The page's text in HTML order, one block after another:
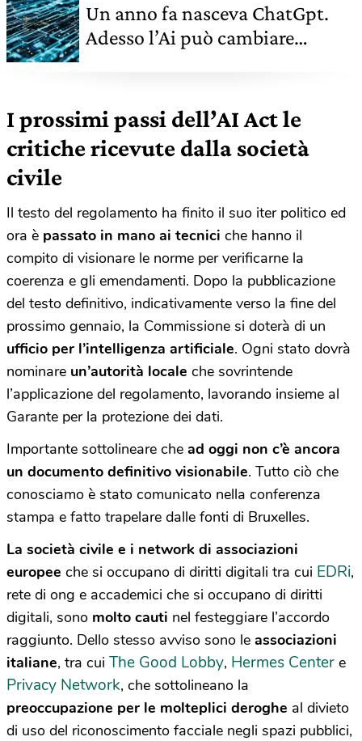
Un anno fa nasceva ChatGpt.
Adesso l’Ai può cambiare
I prossimi passi dell’AI Act le
critiche ricevute dalla società
civile
Il testo del regolamento ha finito il suo iter politico ed
ora è passato in mano ai tecnici che hanno il
compito di visionare le norme per verificarne la
coerenza e gli emendamenti. Dopo la pubblicazione
del testo definitivo, indicativamente verso la fine del
prossimo gennaio, la Commissione si doterà di un
ufficio per l’intelligenza artificiale. Ogni stato dovrà
nominare un’autorità locale che sovrintende
l’applicazione del regolamento, lavorando insieme al
Garante per la protezione dei dati.
Importante sottolineare che ad oggi non c’è ancora
un documento definitivo visionabile. Tutto ciò che
conosciamo è stato comunicato nella conferenza
stampa e fatto trapelare dalle fonti di Bruxelles.
La società civile e i network di associazioni
europee che si occupano di diritti digitali tra cui EDRi,
rete di ong e accademici che si occupano di diritti
digitali, sono molto cauti nel festeggiare l’accordo
raggiunto. Dello stesso avviso sono le associazioni
italiane, tra cui The Good Lobby, Hermes Center e
Privacy Network, che sottolineano la
preoccupazione per le molteplici deroghe al divieto
di uso del riconoscimento facciale negli spazi pubblici,